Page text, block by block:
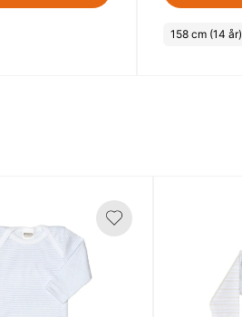
158 cm (14 år)